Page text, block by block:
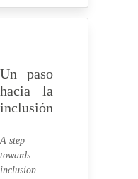
Un paso
hacia la
inclusión
A step
towards
inclusion